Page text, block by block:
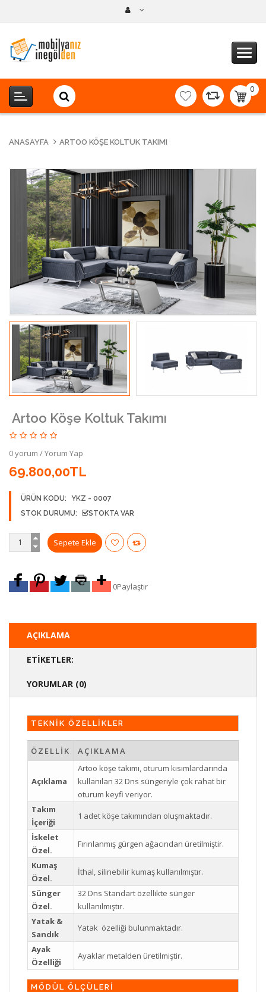
0
-
ANASAYFA ARTOO KÖŞE KOLTUK TAKIMI
Artoo Köşe Koltuk Takımı
0 yorum /Yorum Yap
69.800,00TL
ÜRÜN KODU:
YKZ - 0007
STOK DURUMU:
STOKTA VAR
0Paylaştır
AÇIKLAMA
ETIKETLER:
YORUMLAR (0)
TEKNİK ÖZELLİKLER
ÖZELLİK AÇIKLAMA
Açıklama
Artoo köşe takımı, oturum kısımlardarında
kullanılan 32 Dns süngeriyle çok rahat bir
oturum keyfi veriyor.
Takım
İçeriği
1 adet köşe takımından oluşmaktadır.
İskelet
Özel.
Fırınlanmış gürgen ağacından üretilmiştir.
Kumaş
Özel.
İthal, silinebilir kumaş kullanılmıştır.
Sünger
Özel.
32 Dns Standart özellikte sünger
kullanılmıştır.
Yatak &
Sandık
Yatak özelliği bulunmaktadır.
Ayak
Özelliği
Ayaklar metalden üretilmiştir.
MÖDÜL ÖLÇÜLERİ